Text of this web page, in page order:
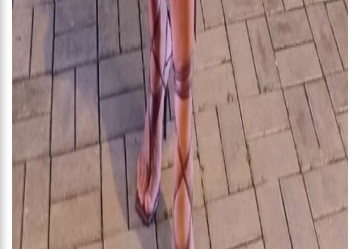
21:55 Karliane Oliveira Candidata à Rainha do